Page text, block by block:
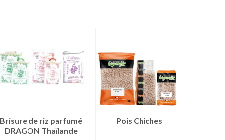
Brisure de riz parfumé
DRAGON Thaïlande
Pois Chiches